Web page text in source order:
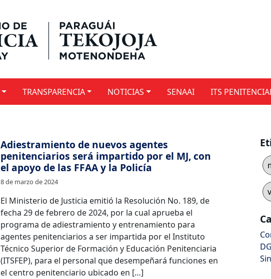
TRANSPARENCIA NOTICIAS SENAAI ITS
Adiestramiento de nuevos agentes
penitenciarios será impartido por el MJ, con
el apoyo de las FFAA y la Policía
8 de marzo de 2024
El Ministerio de Justicia emitió la Resolución No. 189, de
fecha 29 de febrero de 2024, por la cual aprueba el
programa de adiestramiento y entrenamiento para
agentes penitenciarios a ser impartida por el Instituto
Técnico Superior de Formación y Educación Penitenciaria
(ITSFEP), para el personal que desempeñará funciones en
el centro penitenciario ubicado en […]